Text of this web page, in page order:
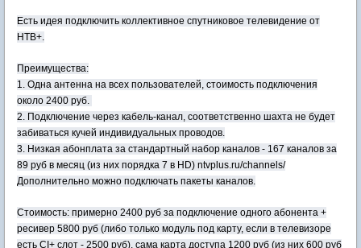
Есть идея подключить коллективное спутниковое телевидение от
НТВ+.
Преимущества:
1. Одна антенна на всех пользователей, стоимость подключения
около 2400 руб.
2. Подключение через кабель-канал, соответственно шахта не будет
забиваться кучей индивидуальных проводов.
3. Низкая абонплата за стандартный набор каналов - 167 каналов за
89 руб в месяц (из них порядка 7 в HD) ntvplus.ru/channels/
Дополнительно можно подключать пакеты каналов.
Стоимость: примерно 2400 руб за подключение одного абонента +
ресивер 5800 руб (либо только модуль под карту, если в телевизоре
есть CI+ слот - 2500 руб), сама карта доступа 1200 руб (из них 600 руб